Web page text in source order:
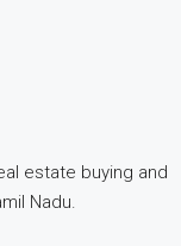
estate buying and
Nadu.